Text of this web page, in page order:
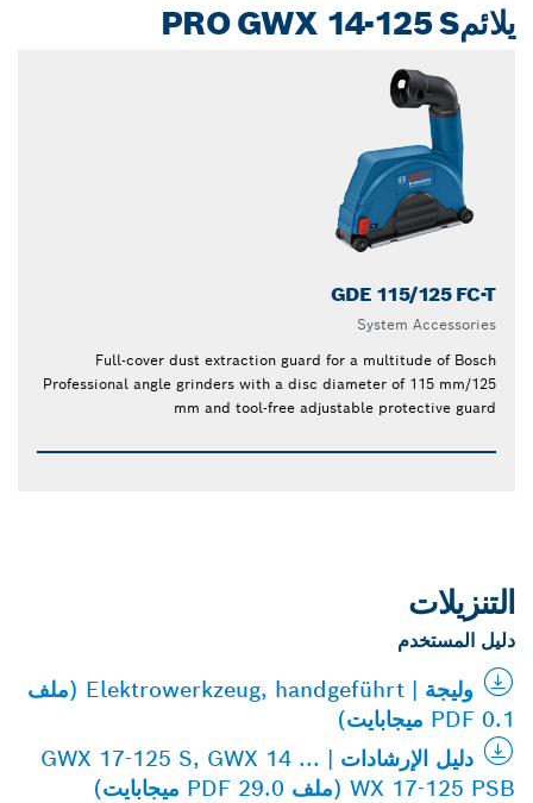
يلائمPRO GWX 14-125 S
GDE 115/125 FC-T
System Accessories
Full-cover dust extraction guard for a multitude of Bosch
Professional angle grinders with a disc diameter of 115 mm/125
mm and tool-free adjustable protective guard
التنزيلات
دليل المستخدم
وليجة | Elektrowerkzeug, handgeführt (ملف
PDF 0.1 ميجابايت)
دليل الإرشادات | GWX 17-125 S, GWX 14 ...
WX 17-125 PSB (ملف PDF 29.0 ميجابايت)